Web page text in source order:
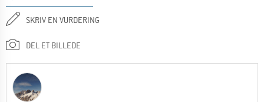
SKRIV EN VURDERING
DEL ET BILLEDE